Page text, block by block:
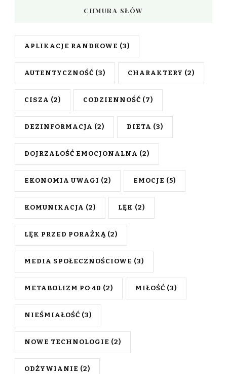
CHMURA SŁÓW
APLIKACJE RANDKOWE (3)
AUTENTYCZNOŚĆ (3) CHARAKTERY (2)
CISZA (2) CODZIENNOŚĆ (7)
DEZINFORMACJA (2) DIETA (3)
DOJRZAŁOŚĆ EMOCJONALNA (2)
EKONOMIA UWAGI (2) EMOCJE (5)
KOMUNIKACJA (2) LĘK (2)
LĘK PRZED PORAŻKĄ (2)
MEDIA SPOŁECZNOŚCIOWE (3)
METABOLIZM PO 40 (2) MIŁOŚĆ (3)
NIEŚMIAŁOŚĆ (3)
NOWE TECHNOLOGIE (2)
ODŻYWIANIE (2)